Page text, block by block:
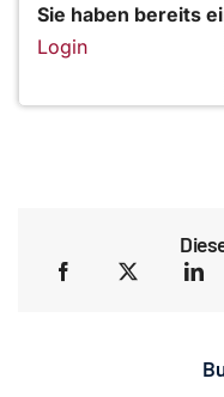
Sie haben bereits
Login